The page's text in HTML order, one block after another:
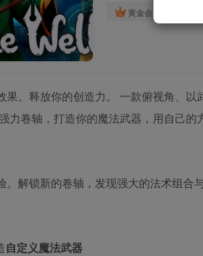
黄金会员
果。释放你的创造力。 一款俯视角、
力卷轴，打造你的魔法武器，用自己的
解锁新的卷轴，发现强大的法术组合
自定义魔法武器